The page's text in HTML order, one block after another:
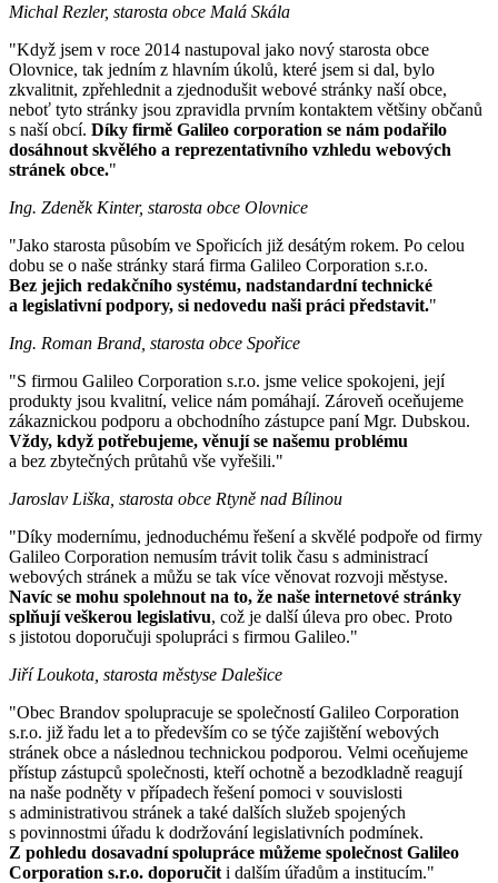
Michal Rezler, starosta obce Malá Skála
"Když jsem v roce 2014 nastupoval jako nový starosta obce
Olovnice, tak jedním z hlavním úkolů, které jsem si dal, bylo
zkvalitnit, zpřehlednit a zjednodušit webové stránky naší obce,
neboť tyto stránky jsou zpravidla prvním kontaktem většiny občanů
s naší obcí. Díky firmě Galileo corporation se nám podařilo
dosáhnout skvělého a reprezentativního vzhledu webových
stránek obce."
Ing. Zdeněk Kinter, starosta obce Olovnice
"Jako starosta působím ve Spořicích již desátým rokem. Po celou
dobu se o naše stránky stará firma Galileo Corporation s.r.o.
Bez jejich redakčního systému, nadstandardní technické
a legislativní podpory, si nedovedu naši práci představit."
Ing. Roman Brand, starosta obce Spořice
"S firmou Galileo Corporation s.r.o. jsme velice spokojeni, její
produkty jsou kvalitní, velice nám pomáhají. Zároveň oceňujeme
zákaznickou podporu a obchodního zástupce paní Mgr. Dubskou.
Vždy, když potřebujeme, věnují se našemu problému
a bez zbytečných průtahů vše vyřešili."
Jaroslav Liška, starosta obce Rtyně nad Bílinou
"Díky modernímu, jednoduchému řešení a skvělé podpoře od firmy
Galileo Corporation nemusím trávit tolik času s administrací
webových stránek a můžu se tak více věnovat rozvoji městyse.
Navíc se mohu spolehnout na to, že naše internetové stránky
splňují veškerou legislativu, což je další úleva pro obec. Proto
s jistotou doporučuji spolupráci s firmou Galileo."
Jiří Loukota, starosta městyse Dalešice
"Obec Brandov spolupracuje se společností Galileo Corporation
s.r.o. již řadu let a to především co se týče zajištění webových
stránek obce a následnou technickou podporou. Velmi oceňujeme
přístup zástupců společnosti, kteří ochotně a bezodkladně reagují
na naše podněty v případech řešení pomoci v souvislosti
s administrativou stránek a také dalších služeb spojených
s povinnostmi úřadu k dodržování legislativních podmínek.
Z pohledu dosavadní spolupráce můžeme společnost Galileo
Corporation s.r.o. doporučit i dalším úřadům a institucím."